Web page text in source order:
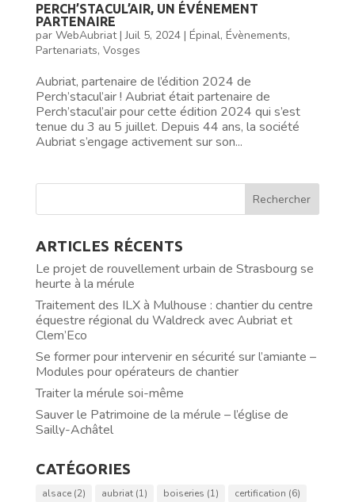
PERCH’STACUL’AIR, UN ÉVÉNEMENT
PARTENAIRE
par WebAubriat|Juil 5, 2024| Épinal, Évènements,
Partenariats, Vosges
Aubriat, partenaire de l’édition 2024 de
Perch’stacul’air ! Aubriat était partenaire de
Perch’stacul’air pour cette édition 2024 qui s’est
tenue du 3 au 5 juillet. Depuis 44 ans, la société
Aubriat s’engage activement sur son...
ARTICLES RÉCENTS
Le projet de rouvellement urbain de Strasbourg se
heurte à la mérule
Traitement des ILX à Mulhouse : chantier du centre
équestre régional du Waldreck avec Aubriat et
Clem’Eco
Se former pour intervenir en sécurité sur l’amiante –
Modules pour opérateurs de chantier
Traiter la mérule soi-même
Sauver le Patrimoine de la mérule – l’église de
Sailly-Achâtel
CATÉGORIES
alsace(2) aubriat(1) boiseries (1) certification (6)